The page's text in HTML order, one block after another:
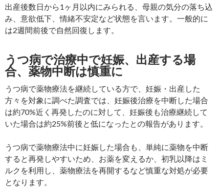
出産後数日から1ヶ月以内にみられる、母親の気分の落ち込
み、意欲低下、情緒不安定など状態を言います。一般的に
は2週間前後で自然回復します。
うつ病で治療中で妊娠、出産する場
合、薬物中断は慎重に
うつ病で薬物療法を継続している方で、妊娠・出産した
方々を対象に調べた調査では、妊娠後治療を中断した場合
は約70%近く再発したのに対して、妊娠後も治療継続して
いた場合は約25%前後と低になったとの報告があります。
うつ病で薬物療法中に妊娠した場合も、単純に薬物を中断
すると再発しやすいため、お薬を変えるか、初乳以降はミ
ルクを利用し、薬物療法を再開するなど慎重な対処が必要
となります。